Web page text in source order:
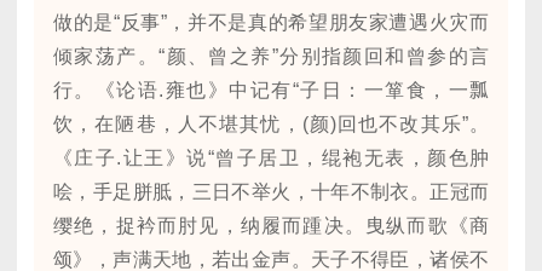
做的是“反事”，并不是真的希望朋友家遭遇火灾而
倾家荡产。“颜、曾之养”分别指颜回和曾参的言
行。《论语.雍也》中记有“子日：一箪食，一瓢
饮，在陋巷，人不堪其忧，(颜)回也不改其乐”。
《庄子.让王》说“曾子居卫，绲袍无表，颜色肿
哙，手足胼胝，三日不举火，十年不制衣。正冠而
缨绝，捉衿而肘见，纳履而踵决。曳纵而歌《商
颂》，声满天地，若出金声。天子不得臣，诸侯不